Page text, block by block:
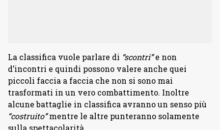
La classifica vuole parlare di “scontri”e non
d’incontri e quindi possono valere anche quei
piccoli faccia a faccia che non si sono mai
trasformati in un vero combattimento. Inoltre
alcune battaglie in classifica avranno un senso più
“costruito”mentre le altre punteranno solamente
sulla spettacolarità.